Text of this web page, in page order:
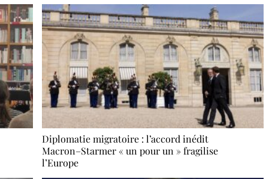
Diplomatie migratoire : l’accord inédit
Macron–Starmer « un pour un » fragilise
l’Europe